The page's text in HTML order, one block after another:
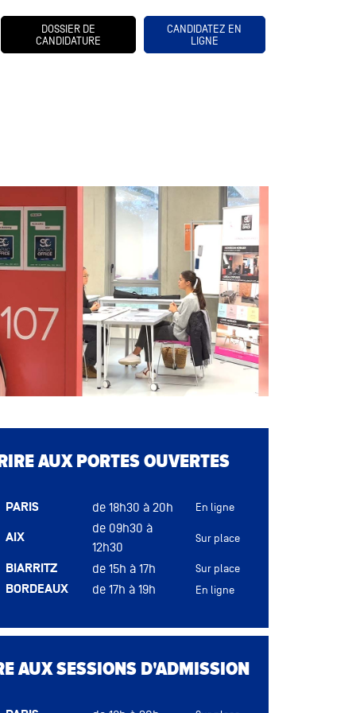
AUX PORTES OUVERTES
PARIS de 18h30 à 20h En ligne
AIX
de 09h30 à
12h30
Sur place
BIARRITZ de 15h à 17h Sur place
BORDEAUX de 17h à 19h En ligne
LYON de 17h à 19h Sur place
NANTES de 14h30 à 17h30 Sur place
AUX SESSIONS D'ADMISSION
DOSSIER DE
CANDIDATURE
CANDIDATEZ EN
LIGNE